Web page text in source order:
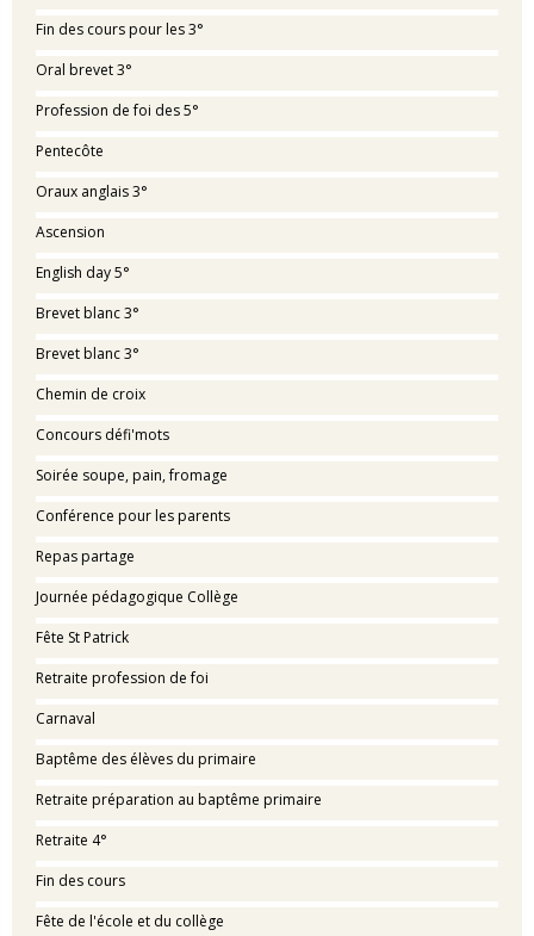
Fin des cours pour les 3°
Oral brevet 3°
Profession de foi des 5°
Pentecôte
Oraux anglais 3°
Ascension
English day 5°
Brevet blanc 3°
Brevet blanc 3°
Chemin de croix
Concours défi'mots
Soirée soupe, pain, fromage
Conférence pour les parents
Repas partage
Journée pédagogique Collège
Fête St Patrick
Retraite profession de foi
Carnaval
Baptême des élèves du primaire
Retraite préparation au baptême primaire
Retraite 4°
Fin des cours
Fête de l'école et du collège